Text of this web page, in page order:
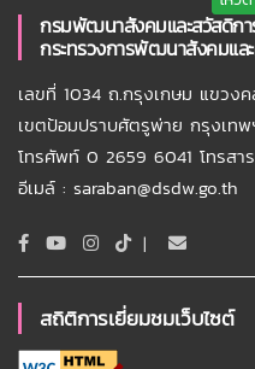
กรมพัฒนาสังคมและสวัสดิกา
กระทรวงการพัฒนาสังคมแ
เลขที่ 1034 ถ.กรุงเกษม แขวง
เขตป้อมปราบศัตรูพ่าย กรุงเทพ
โทรศัพท์ 0 2659 6041 โทรสา
อีเมล์ : saraban@dsdw.go.th
|
สถิติการเยี่ยมชมเว็บไซต์